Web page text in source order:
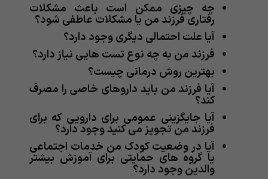
چه چیزی ممکن است باعث مشکلات
رفتاری فرزند من یا مشکلات عاطفی شود؟
آیا علت احتمالی دیگری وجود دارد؟
فرزند من به چه نوع تست هایی نیاز دارد؟
بهترین روش درمانی چیست؟
آیا فرزند من باید داروهای خاصی را مصرف
کند؟
آیا جایگزینی عمومی برای دارویی که برای
فرزند من تجویز می کنید وجود دارد؟
آیا در وضعیت کودک من خدمات اجتماعی
یا گروه های حمایتی برای آموزش بیشتر
والدین وجود دارد؟